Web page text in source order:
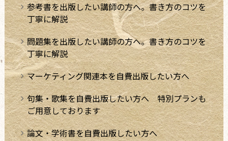
参考書を出版したい講師の方へ。書き方のコツを
丁寧に解説
問題集を出版したい講師の方へ。書き方のコツを
丁寧に解説
マーケティング関連本を自費出版したい方へ
句集・歌集を自費出版したい方へ 特別プランも
ご用意しております
論文・学術書を自費出版したい方へ